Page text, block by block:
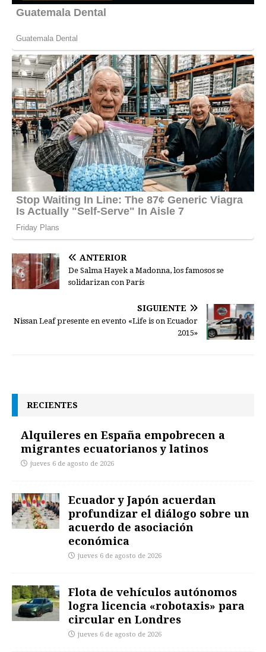
ANTERIOR
De Salma Hayek a Madonna, los famosos se
solidarizan con París
SIGUIENTE
Nissan Leaf presente en evento «Life is on Ecuador
2015»
RECIENTES
Alquileres en España empobrecen a
migrantes ecuatorianos y latinos
jueves 6 de agosto de 2026
Ecuador y Japón acuerdan
profundizar el diálogo sobre un
acuerdo de asociación
económica
jueves 6 de agosto de 2026
Flota de vehículos autónomos
logra licencia «robotaxis» para
circular en Londres
jueves 6 de agosto de 2026